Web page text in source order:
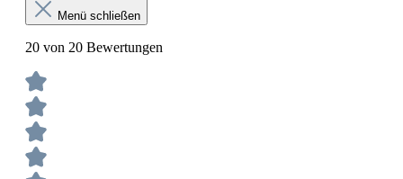
Menü schließen
20 von 20 Bewertungen